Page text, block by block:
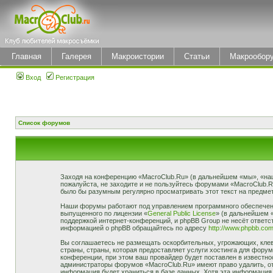
Главная Галерея Макроистории Статьи
Вход Регистрация
Список форумов
Заходя на конференцию «MacroClub.Ru» (в дальнейшем «мы»,
пожалуйста, не заходите и не пользуйтесь форумами
было бы разумным регулярно просматривать этот текст на
Наши форумы работают под управлением программного
выпущенного по лицензии «General Public License» (в дальнейшем
поддержкой интернет-конференций, и phpBB Group не несёт
информацией о phpBB обращайтесь по адресу http://
Вы соглашаетесь не размещать оскорбительных, угрожающих,
страны, страны, которая предоставляет услуги хостинга для
конференции, при этом ваш провайдер будет поставлен в
администраторы форумов «MacroClub.Ru» имеют право удалить,